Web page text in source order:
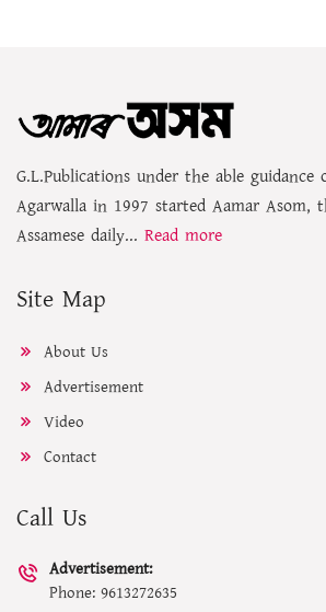
G.L.Publications under the able guidance
Agarwalla in 1997 started Aamar Asom,
Assamese daily... Read more
Site Map
About Us
Advertisement
Video
Contact
Call Us
Advertisement:
Phone: 9613272635